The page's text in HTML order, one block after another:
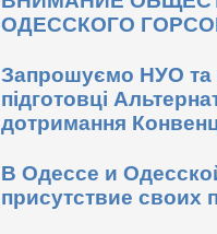
ОДЕССКОГО
Запрошуємо НУО та
підготовці
дотримання
В Одессе и
присутствие своих